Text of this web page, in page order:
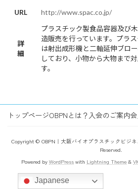
URL http://www.spac.co.jp/
詳
細
プラスチック製食品容器及び
造販売を行っています。プラ
は射出成形機と二軸延伸ブロ
しており、小物から大物まで
す。
トップページOBPNとは？ 入会のご案内
Copyright © OBPN｜大阪バイオプラスチックビジ
Reserved.
Powered by WordPress with Lightning Theme &
Japanese